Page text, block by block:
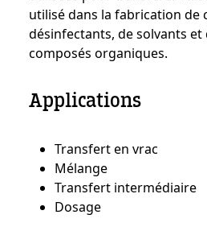
utilisé dans la fabrication de
désinfectants, de solvants et
composés organiques.
Custom
Applications
Transfert en vrac
Mélange
Transfert intermédiaire
Dosage